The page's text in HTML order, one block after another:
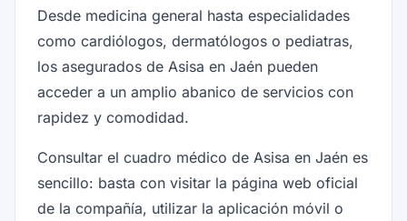
Desde medicina general hasta especialidades
como cardiólogos, dermatólogos o pediatras,
los asegurados de Asisa en Jaén pueden
acceder a un amplio abanico de servicios con
rapidez y comodidad.
Consultar el cuadro médico de Asisa en Jaén es
sencillo: basta con visitar la página web oficial
de la compañía, utilizar la aplicación móvil o